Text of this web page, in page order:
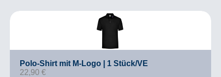
Polo-Shirt mit M-Logo | 1 Stück/VE
22,90 €